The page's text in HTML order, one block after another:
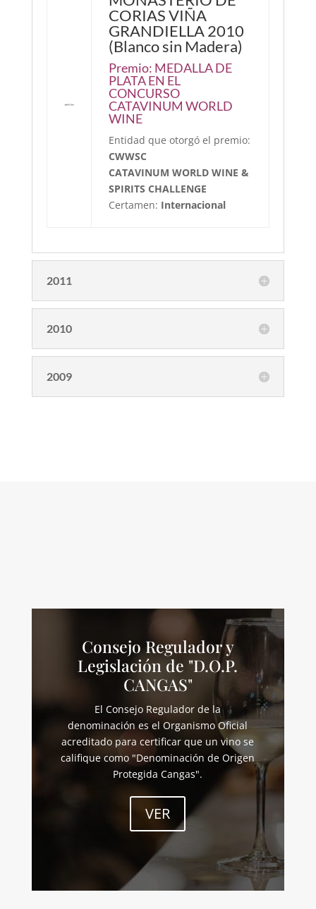
CORIAS VIÑA
GRANDIELLA 2010
(Blanco sin Madera)
Premio: MEDALLA DE
PLATA EN EL
CONCURSO
CATAVINUM WORLD
WINE
Entidad que otorgó el premio:
CWWSC
CATAVINUM WORLD WINE &
SPIRITS CHALLENGE
Certamen: Internacional
2011
2010
2009
Consejo Regulador y
Legislación de "D.O.P.
CANGAS"
El Consejo Regulador de la
denominación es el Organismo Oficial
acreditado para certificar que un vino se
califique como "Denominación de Origen
Protegida Cangas".
VER